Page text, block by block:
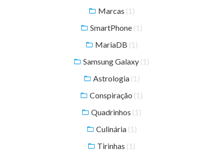
Marcas (1)
SmartPhone (1)
MariaDB (1)
Samsung Galaxy (1)
Astrologia (1)
Conspiração (1)
Quadrinhos (1)
Culinária (1)
Tirinhas (1)